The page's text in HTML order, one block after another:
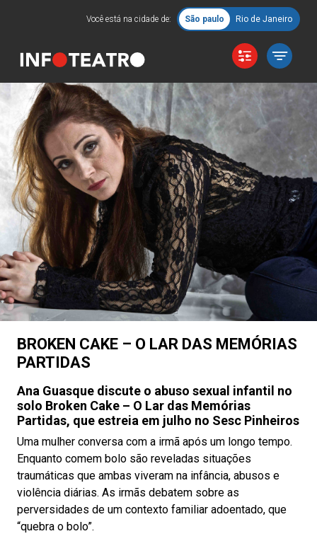
Você está na cidade de: São paulo Rio de Janeiro
BROKEN CAKE – O LAR DAS MEMÓRIAS
PARTIDAS
Ana Guasque discute o abuso sexual infantil no
solo Broken Cake – O Lar das Memórias
Partidas, que estreia em julho no Sesc Pinheiros
Uma mulher conversa com a irmã após um longo tempo.
Enquanto comem bolo são reveladas situações
traumáticas que ambas viveram na infância, abusos e
violência diárias. As irmãs debatem sobre as
perversidades de um contexto familiar adoentado, que
“quebra o bolo”.